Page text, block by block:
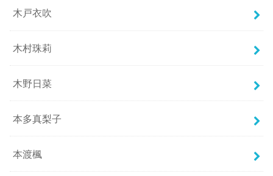
木戸衣吹
木村珠莉
木野日菜
本多真梨子
本渡楓